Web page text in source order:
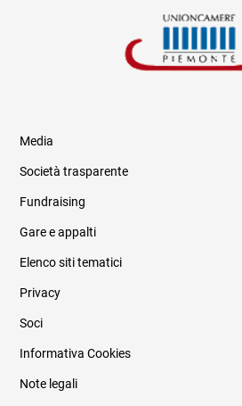
Informazioni legali e
Media
Società trasparente
Fundraising
Gare e appalti
Elenco siti tematici
Privacy
Soci
Informativa Cookies
Note legali